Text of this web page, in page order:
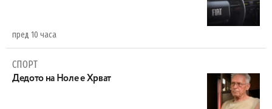
пред 10 часа
СПОРТ
Дедото на Ноле е Хрват